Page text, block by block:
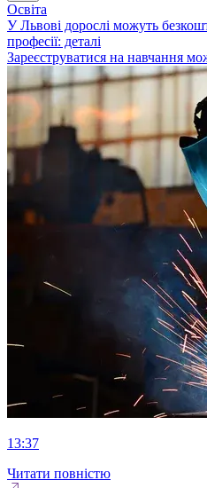
Освіта
У Львові дорослі можуть
професії: деталі
Зареєструватися на навчання
13:37
Читати повністю